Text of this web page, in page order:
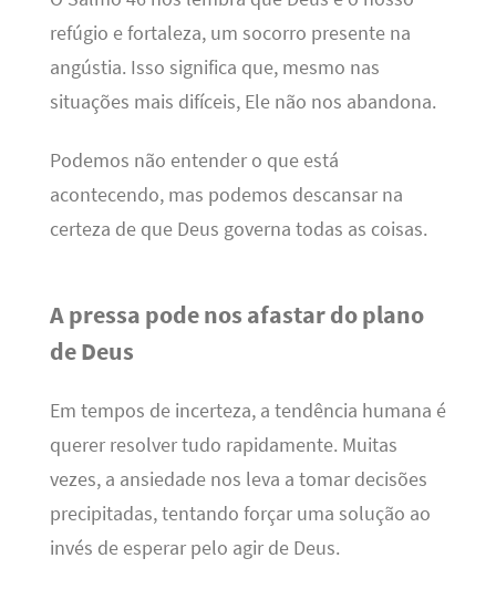
refúgio e fortaleza, um socorro presente na
angústia. Isso significa que, mesmo nas
situações mais difíceis, Ele não nos abandona.
Podemos não entender o que está
acontecendo, mas podemos descansar na
certeza de que Deus governa todas as coisas.
A pressa pode nos afastar do plano
de Deus
Em tempos de incerteza, a tendência humana é
querer resolver tudo rapidamente. Muitas
vezes, a ansiedade nos leva a tomar decisões
precipitadas, tentando forçar uma solução ao
invés de esperar pelo agir de Deus.